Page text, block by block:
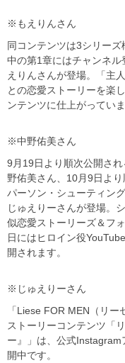
※もえりんさん
同コンテンツは3シリー
中の第1章にはチャンネ
えりんさんが登場。「主
との恋愛ストーリーを楽
ンテンツに仕上がっていま
※中野佑美さん
9月19日より順次公開さ
野佑美さん、10月9日よ
パーソン・シューティン
じゅえりーさんが登場。
似恋愛ストーリーズ＆フ
日にはヒロイン役
開されます。
※じゅえりーさん
「Liese FOR MEN（リ
ストーリーコンテンツ「
ー』」は、公式
開中です。